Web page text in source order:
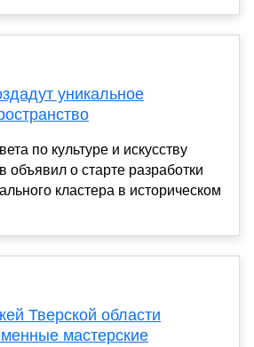
уникальное
по культуре и искусству
объявил о старте разработки
кластера в историческом
Тверской области
мастерские